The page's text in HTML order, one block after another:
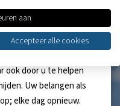
zouden willen worden;
achter.
ook klantgericht en
ook door u te helpen
Uw belangen als
elke dag opnieuw.
aan
Accepteer alle cookies